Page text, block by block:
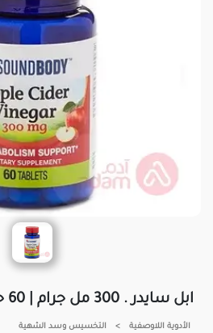
ابل سايدر . 300 مل جرام | 60 حبة
الأدوية اللاوصفية > التخسيس وسد الشهية